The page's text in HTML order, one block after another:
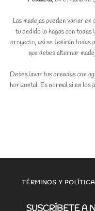
Las madejas pueden variar en
tu pedido lo hagas con todas
proyecto, así se teñirán todas
que debes alternar
Debes lavar tus prendas con
horizontal. Es normal si en los
TÉRMINOS Y
SUSCRÍBETE A